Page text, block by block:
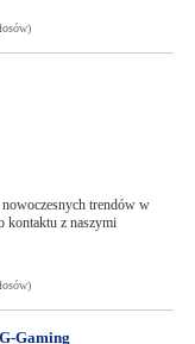
trendów w
kontaktu z naszymi
Gaming